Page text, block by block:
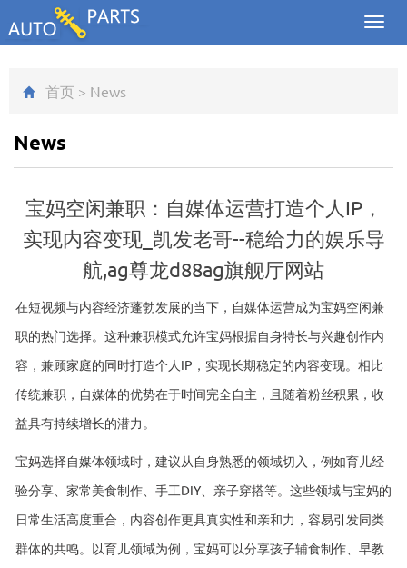
首页 > News
News
宝妈空闲兼职：自媒体运营打造个人IP，
实现内容变现_凯发老哥--稳给力的娱乐导
航,ag尊龙d88ag旗舰厅网站
在短视频与内容经济蓬勃发展的当下，自媒体运营成为宝妈空闲兼
职的热门选择。这种兼职模式允许宝妈根据自身特长与兴趣创作内
容，兼顾家庭的同时打造个人IP，实现长期稳定的内容变现。相比
传统兼职，自媒体的优势在于时间完全自主，且随着粉丝积累，收
益具有持续增长的潜力。
宝妈选择自媒体领域时，建议从自身熟悉的领域切入，例如育儿经
验分享、家常美食制作、手工DIY、亲子穿搭等。这些领域与宝妈的
日常生活高度重合，内容创作更具真实性和亲和力，容易引发同类
群体的共鸣。以育儿领域为例，宝妈可以分享孩子辅食制作、早教